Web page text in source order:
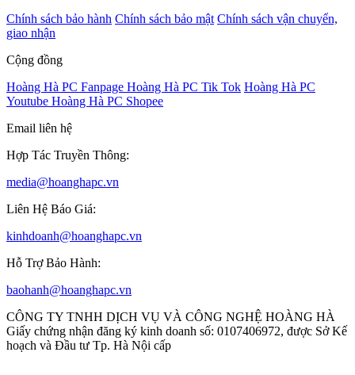
Chính sách bảo hành Chính sách bảo mật Chính sách vận chuyển,
giao nhận
Cộng đồng
Hoàng Hà PC Fanpage Hoàng Hà PC Tik Tok Hoàng Hà PC
Youtube Hoàng Hà PC Shopee
Email liên hệ
Hợp Tác Truyền Thông:
media@hoanghapc.vn
Liên Hệ Báo Giá:
kinhdoanh@hoanghapc.vn
Hỗ Trợ Bảo Hành:
baohanh@hoanghapc.vn
CÔNG TY TNHH DỊCH VỤ VÀ CÔNG NGHỆ HOÀNG HÀ
Giấy chứng nhận đăng ký kinh doanh số: 0107406972, được Sở Kế
hoạch và Đầu tư Tp. Hà Nội cấp